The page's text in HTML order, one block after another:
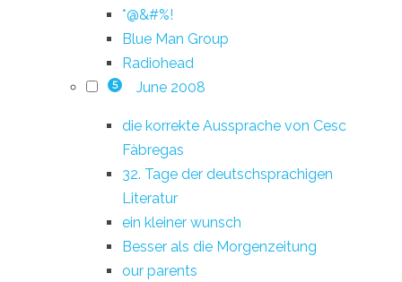
*@&#%!
Blue Man Group
Radiohead
5 June 2008
die korrekte Aussprache von Cesc
Fàbregas
32. Tage der deutschsprachigen
Literatur
ein kleiner wunsch
Besser als die Morgenzeitung
our parents